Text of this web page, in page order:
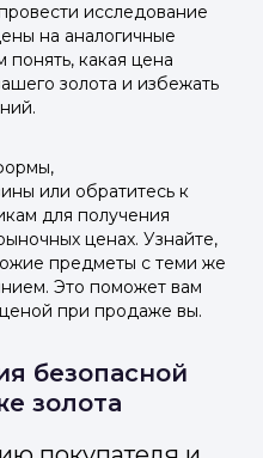
исследование
на аналогичные
какая цена
золота и избежать
или обратитесь к
для получения
ценах. Узнайте,
предметы с теми же
Это поможет вам
при продаже вы.
безопасной
золота